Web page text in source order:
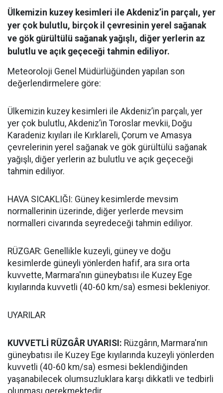
Ülkemizin kuzey kesimleri ile Akdeniz’in parçalı, yer
yer çok bulutlu, birçok il çevresinin yerel sağanak
ve gök gürültülü sağanak yağışlı, diğer yerlerin az
bulutlu ve açık geçeceği tahmin ediliyor.
Meteoroloji Genel Müdürlüğünden yapılan son
değerlendirmelere göre:
Ülkemizin kuzey kesimleri ile Akdeniz’in parçalı, yer
yer çok bulutlu, Akdeniz’in Toroslar mevkii, Doğu
Karadeniz kıyıları ile Kırklareli, Çorum ve Amasya
çevrelerinin yerel sağanak ve gök gürültülü sağanak
yağışlı, diğer yerlerin az bulutlu ve açık geçeceği
tahmin ediliyor.
HAVA SICAKLIĞI: Güney kesimlerde mevsim
normallerinin üzerinde, diğer yerlerde mevsim
normalleri civarında seyredeceği tahmin ediliyor.
RÜZGAR: Genellikle kuzeyli, güney ve doğu
kesimlerde güneyli yönlerden hafif, ara sıra orta
kuvvette, Marmara'nın güneybatısı ile Kuzey Ege
kıyılarında kuvvetli (40-60 km/sa) esmesi bekleniyor.
UYARILAR
KUVVETLİ RÜZGÂR UYARISI: Rüzgârın, Marmara'nın
güneybatısı ile Kuzey Ege kıyılarında kuzeyli yönlerden
kuvvetli (40-60 km/sa) esmesi beklendiğinden
yaşanabilecek olumsuzluklara karşı dikkatli ve tedbirli
olunması gerekmektedir.